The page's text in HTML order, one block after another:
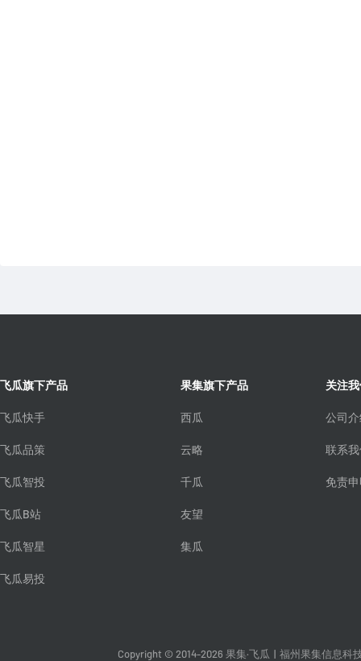
飞瓜旗下产品
飞瓜快手
飞瓜品策
飞瓜智投
飞瓜B站
飞瓜智星
飞瓜易投
果集旗下产品
西瓜
云略
千瓜
友望
集瓜
关注
公司
联系
免责
Copyright © 2014-2026 果集·飞瓜 福州果集信息科